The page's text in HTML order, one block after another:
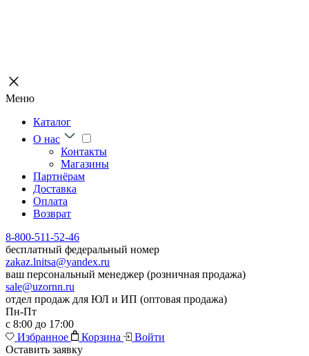
Меню
Каталог
О нас
Контакты
Магазины
Партнёрам
Доставка
Оплата
Возврат
8-800-511-52-46
бесплатный федеральный номер
zakaz.lnitsa@yandex.ru
ваш персональный менеджер (розничная продажа)
sale@uzornn.ru
отдел продаж для ЮЛ и ИП (оптовая продажа)
Пн-Пт
с 8:00 до 17:00
Избранное
Корзина
Войти
Оставить заявку